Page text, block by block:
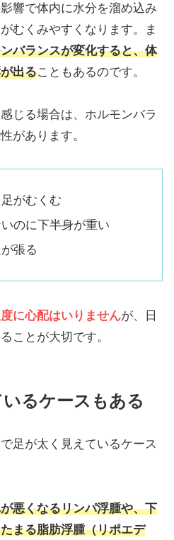
響で体内に水分を溜め込み
むくみやすくなります。ま
バランスが変化すると、体
出ることもあるのです。
じる場合は、ホルモンバラ
があります。
がむくむ
のに下半身が重い
張る
に心配はいりませんが、日
ことが大切です。
るケースもある
足が太く見えているケース
悪くなるリンパ浮腫や、下
まる脂肪浮腫（リポエデ